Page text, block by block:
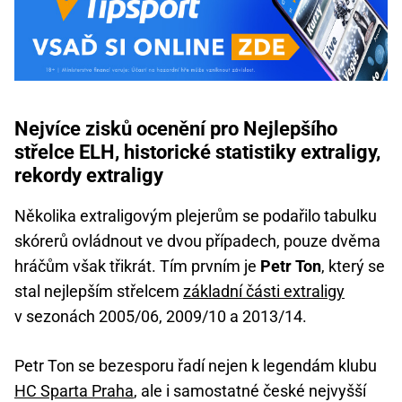
Nejvíce zisků ocenění pro Nejlepšího
střelce ELH, historické statistiky extraligy,
rekordy extraligy
Několika extraligovým plejerům se podařilo tabulku
skórerů ovládnout ve dvou případech, pouze dvěma
hráčům však třikrát. Tím prvním je Petr Ton, který se
stal nejlepším střelcem základní části extraligy
v sezonách 2005/06, 2009/10 a 2013/14.
Petr Ton se bezesporu řadí nejen k legendám klubu
HC Sparta Praha, ale i samostatné české nejvyšší